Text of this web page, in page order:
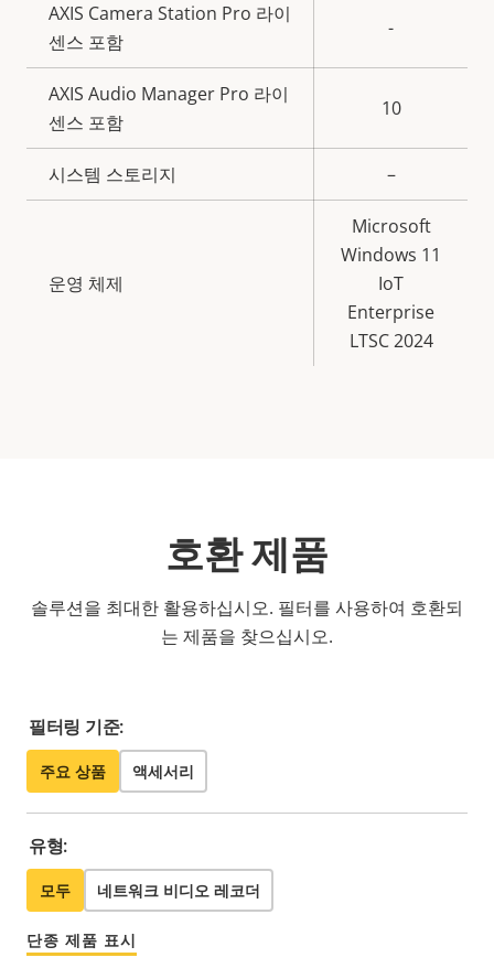
AXIS Camera Station Pro 라이
센스 포함
-
AXIS Audio Manager Pro 라이
센스 포함
10
시스템 스토리지 –
운영 체제
Microsoft
Windows 11
IoT
Enterprise
LTSC 2024
호환 제품
솔루션을 최대한 활용하십시오. 필터를 사용하여 호환되
는 제품을 찾으십시오.
필터링 기준:
주요 상품 액세서리
유형:
모두 네트워크 비디오 레코더
단종 제품 표시